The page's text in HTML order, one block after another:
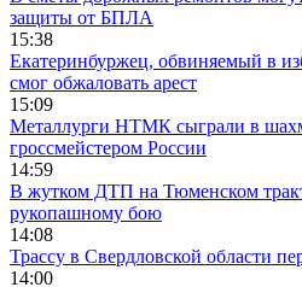
защиты от БПЛА
15:38
Екатеринбуржец, обвиняемый в
смог обжаловать арест
15:09
Металлурги НТМК сыграли в
гроссмейстером России
14:59
В жутком ДТП на Тюменском
рукопашному бою
14:08
Трассу в Свердловской области
14:00